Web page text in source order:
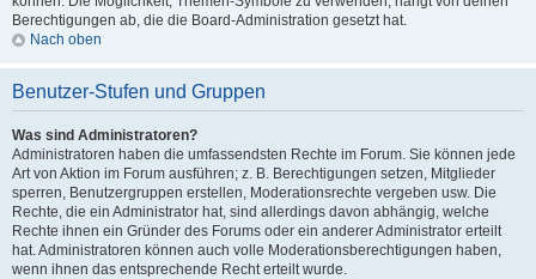
Berechtigungen ab, die die Board-Administration gesetzt hat.
Nach oben
Benutzer-Stufen und Gruppen
Was sind Administratoren?
Administratoren haben die umfassendsten Rechte im Forum. Sie können jede
Art von Aktion im Forum ausführen; z. B. Berechtigungen setzen, Mitglieder
sperren, Benutzergruppen erstellen, Moderationsrechte vergeben usw. Die
Rechte, die ein Administrator hat, sind allerdings davon abhängig, welche
Rechte ihnen ein Gründer des Forums oder ein anderer Administrator erteilt
hat. Administratoren können auch volle Moderationsberechtigungen haben,
wenn ihnen das entsprechende Recht erteilt wurde.